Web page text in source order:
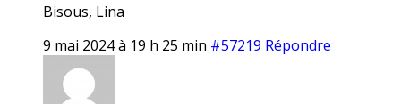
Bisous, Lina
9 mai 2024 à 19 h 25 min #57219 Répondre